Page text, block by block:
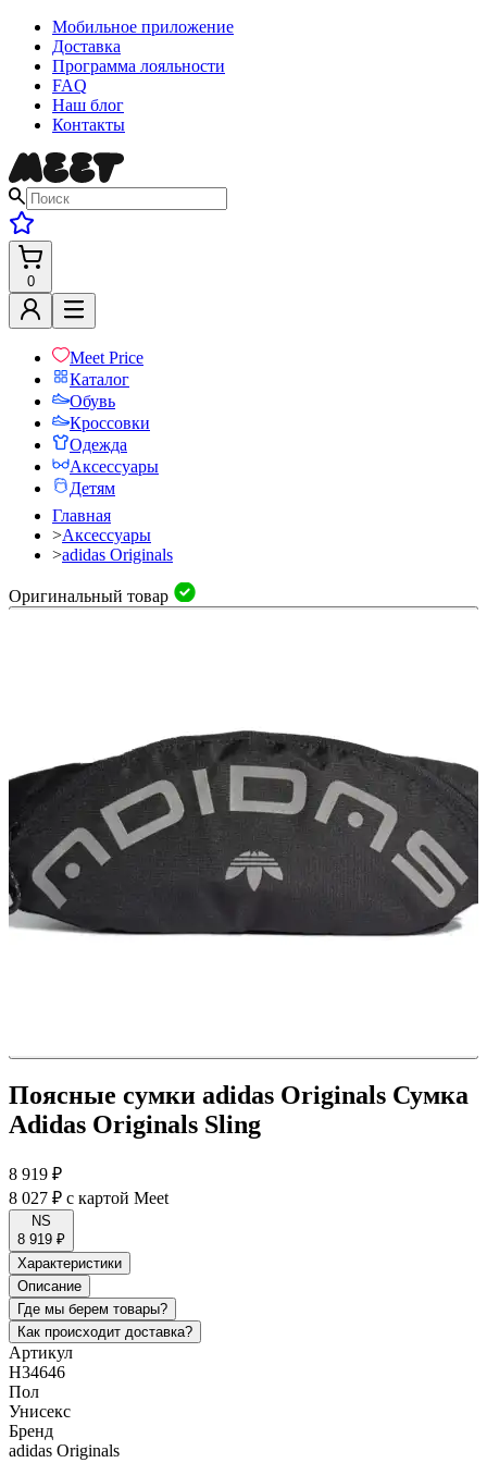
Мобильное приложение
Доставка
Программа лояльности
FAQ
Наш блог
Контакты
0
Meet Price
Каталог
Обувь
Кроссовки
Одежда
Аксессуары
Детям
Главная
>Аксессуары
>adidas Originals
Оригинальный товар
Поясные сумки adidas Originals Сумка
Adidas Originals Sling
8 919 ₽
8 027 ₽ с картой Meet
NS
8 919 ₽
Характеристики
Описание
Где мы берем товары?
Как происходит доставка?
Артикул
H34646
Пол
Унисекс
Бренд
adidas Originals